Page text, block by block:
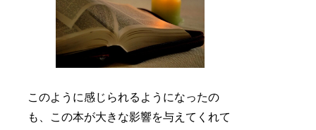
このように感じられるようになったの
も、この本が大きな影響を与えてくれて